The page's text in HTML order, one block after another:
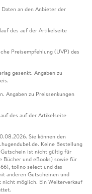
an den Anbieter der
des auf der Artikelseite
Preisempfehlung (UVP) des
gesenkt. Angaben zu
Angaben zu Preissenkungen
des auf der Artikelseite
Sie können den
Keine Bestellung
ist nicht gültig für
und eBooks) sowie für
tolino select und das
anderen Gutscheinen und
nicht möglich. Ein Weiterverkauf